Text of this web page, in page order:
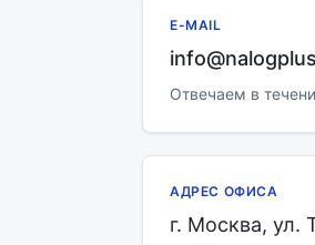
E-MAIL
Отвечаем в
АДРЕС ОФИСА
г. Москва, ул.